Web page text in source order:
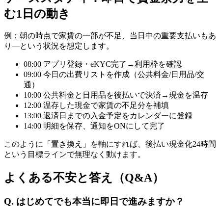
む1日の動き
例：朝の時点で家賃の一部が不足、当日中の重要支払いもあ
り—という状況を想定します。
08:00 アプリ登録・eKYC完了→利用枠を確認
09:00 今日の出費リストを作成（公共料金/日用品/交
通）
10:00 公共料金と日用品を後払いで決済→現金を温存
12:00 温存した現金で家賃の不足分を補填
13:00 返済日までの入金予定をカレンダーに登録
14:00 明細を保存、通知をONにして完了
このように「置き換え」を軸にすれば、後払い現金化24時間
という目標ラインで無理なく動けます。
よくある不安と答え（Q&A）
Q. はじめてでも本当に即日で進みますか？